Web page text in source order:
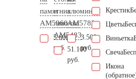
памятник
AM5960
5.600
руб.
и
лавочка
AM5483
51.100
руб.
алюминия
AM5782
3.500
руб.
Крестик
Цветы
Виньетка
Свеча
Икона